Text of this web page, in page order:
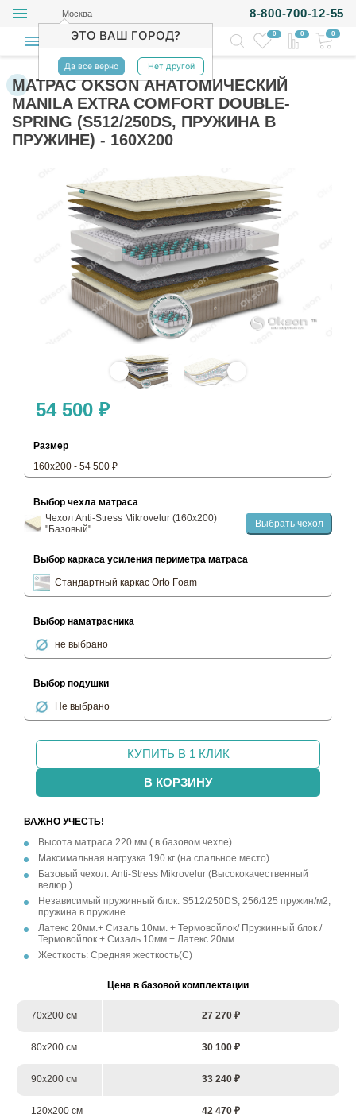
Москва
ЭТО ВАШ ГОРОД?
Да все верно Нет другой
8-800-700-12-55
0 0 0
МАТРАС OKSON АНАТОМИЧЕСКИЙ
MANILA EXTRA COMFORT DOUBLE-
SPRING (S512/250DS, ПРУЖИНА В
ПРУЖИНЕ) - 160Х200
Размер
160х200 - 54 500 ₽
54 500 ₽
Выбор чехла матраса
Чехол Anti-Stress Mikrovelur (160х200)
"Базовый"
Выбрать чехол
Выбор каркаса усиления периметра матраса
Стандартный каркас Orto Foam
Выбор наматрасника
не выбрано
Выбор подушки
Не выбрано
КУПИТЬ В 1 КЛИК
В КОРЗИНУ
ВАЖНО УЧЕСТЬ!
Высота матраса 220 мм ( в базовом чехле)
Максимальная нагрузка 190 кг (на спальное место)
Базовый чехол: Anti-Stress Mikrovelur (Высококачественный
велюр )
Независимый пружинный блок: S512/250DS, 256/125 пружин/м2,
пружина в пружине
Латекс 20мм.+ Сизаль 10мм. + Термовойлок/ Пружинный блок /
Термовойлок + Сизаль 10мм.+ Латекс 20мм.
Жесткость: Средняя жесткость(С)
Цена в базовой комплектации
70х200 см 27 270 ₽
80х200 см 30 100 ₽
90х200 см 33 240 ₽
120х200 см 42 470 ₽